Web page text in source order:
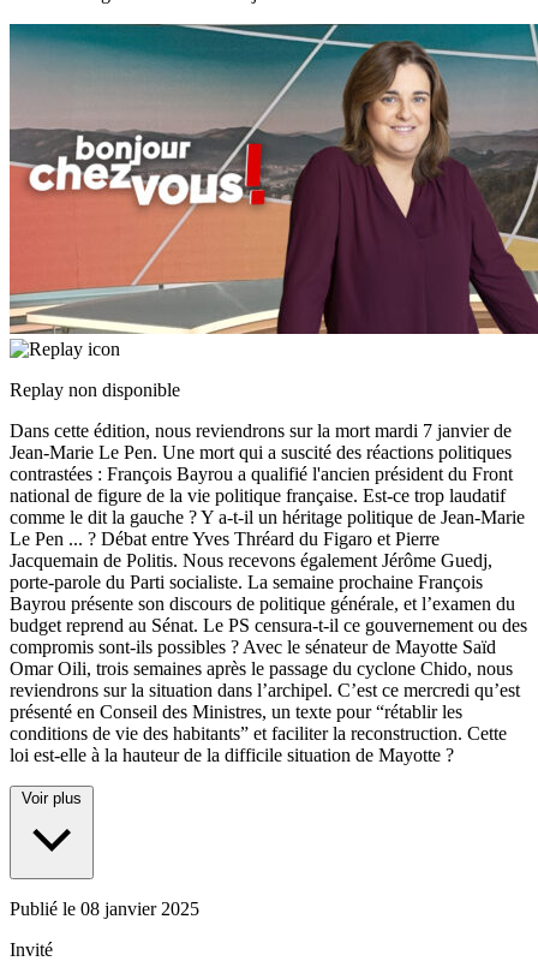
Replay non disponible
Dans cette édition, nous reviendrons sur la mort mardi 7 janvier de
Jean-Marie Le Pen. Une mort qui a suscité des réactions politiques
contrastées : François Bayrou a qualifié l'ancien président du Front
national de figure de la vie politique française. Est-ce trop laudatif
comme le dit la gauche ? Y a-t-il un héritage politique de Jean-Marie
Le Pen ... ? Débat entre Yves Thréard du Figaro et Pierre
Jacquemain de Politis. Nous recevons également Jérôme Guedj,
porte-parole du Parti socialiste. La semaine prochaine François
Bayrou présente son discours de politique générale, et l’examen du
budget reprend au Sénat. Le PS censura-t-il ce gouvernement ou des
compromis sont-ils possibles ? Avec le sénateur de Mayotte Saïd
Omar Oili, trois semaines après le passage du cyclone Chido, nous
reviendrons sur la situation dans l’archipel. C’est ce mercredi qu’est
présenté en Conseil des Ministres, un texte pour “rétablir les
conditions de vie des habitants” et faciliter la reconstruction. Cette
loi est-elle à la hauteur de la difficile situation de Mayotte ?
Voir plus
Publié le 08 janvier 2025
Invité